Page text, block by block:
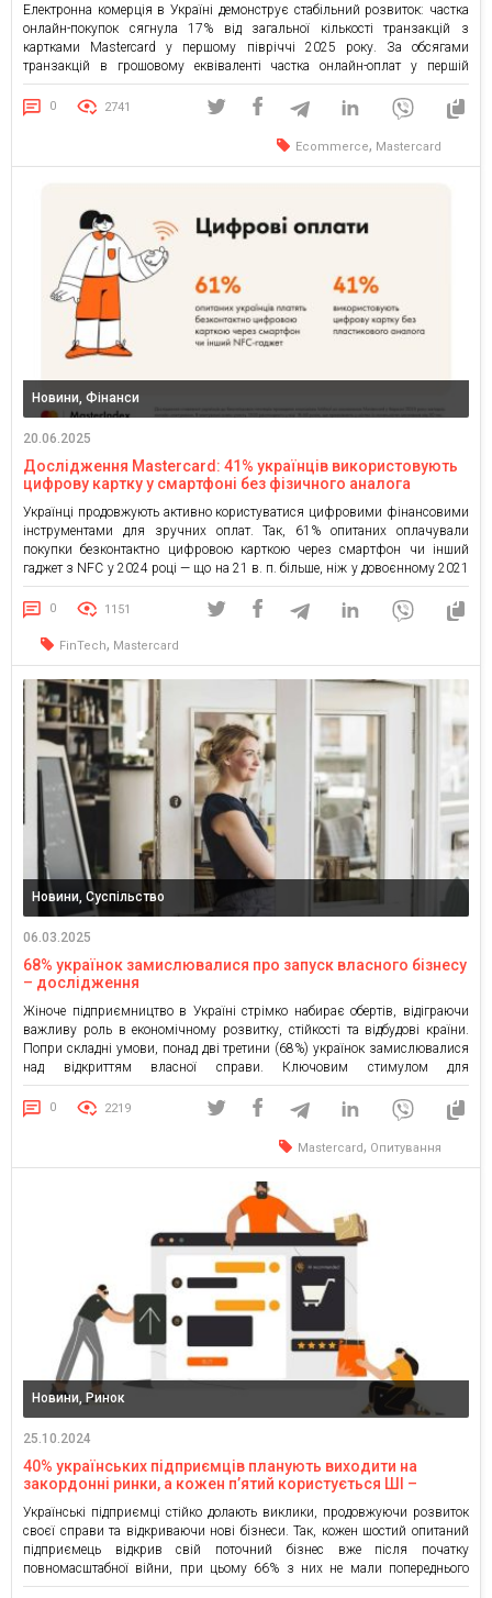
Електронна комерція в Україні демонструє стабільний розвиток: частка
онлайн-покупок сягнула 17% від загальної кількості транзакцій з
картками Mastercard у першому півріччі 2025 року. За обсягами
транзакцій в грошовому еквіваленті частка онлайн-оплат у першій
половині року склала 19%. Як зазначає Інга Андреєва, генеральна
директорка Mastercard в Україні та Молдові, цей показник перевищив
0 2741
Ecommerce, Mastercard
Новини, Фінанси
20.06.2025
Дослідження Mastercard: 41% українців використовують
цифрову картку у смартфоні без фізичного аналога
Українці продовжують активно користуватися цифровими фінансовими
інструментами для зручних оплат. Так, 61% опитаних оплачували
покупки безконтактно цифровою карткою через смартфон чи інший
гаджет з NFC у 2024 році — що на 21 в. п. більше, ніж у довоєнному 2021
році. Кожен другий опитаний має оцифровану картку у своєму
диджитал-гаманці, а 41% опитаних використовують цифрову картку, […]
0 1151
FinTech, Mastercard
Новини, Суспільство
06.03.2025
68% українок замислювалися про запуск власного бізнесу
– дослідження
Жіноче підприємництво в Україні стрімко набирає обертів, відіграючи
важливу роль в економічному розвитку, стійкості та відбудові країни.
Попри складні умови, понад дві третини (68%) українок замислювалися
над відкриттям власної справи. Ключовим стимулом для
започаткування бізнесу є можливість втілити свою мрію у реальність –
саме так зазначила майже половина (48%) опитаних власниць бізнесу в
Україні. Такими […]
0 2219
Mastercard, Опитування
Новини, Ринок
25.10.2024
40% українських підприємців планують виходити на
закордонні ринки, а кожен п’ятий користується ШІ –
Українські підприємці стійко долають виклики, продовжуючи розвиток
своєї справи та відкриваючи нові бізнеси. Так, кожен шостий опитаний
підприємець відкрив свій поточний бізнес вже після початку
повномасштабної війни, при цьому 66% з них не мали попереднього
досвіду бізнес-діяльності. Сьогодні вже 75% підприємців активно